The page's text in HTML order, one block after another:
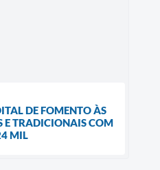
DE FOMENTO ÀS
E TRADICIONAIS COM
MIL